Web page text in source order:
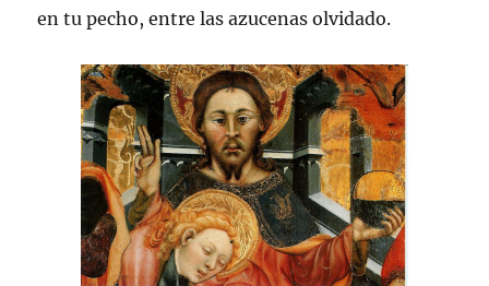
en tu pecho, entre las azucenas olvidado.